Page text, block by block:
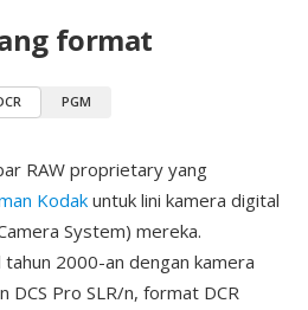
format
PGM
RAW proprietary yang
Kodak untuk lini kamera digital
System) mereka.
2000-an dengan kamera
DCS Pro SLR/n, format DCR